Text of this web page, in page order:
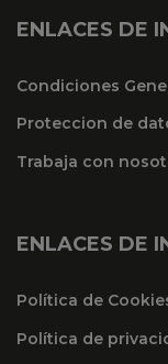
ENLACES DE
Condiciones
Proteccion de
Trabaja con
ENLACES DE
Política de
Política de